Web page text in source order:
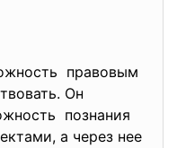
правовым
Он
познания
а через нее